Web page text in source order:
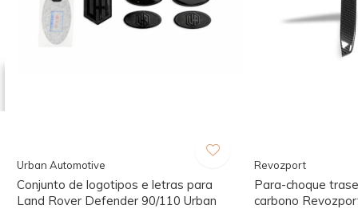
Urban Automotive
Conjunto de logotipos e letras para
Land Rover Defender 90/110 Urban
Revozport
Para-choque
carbono